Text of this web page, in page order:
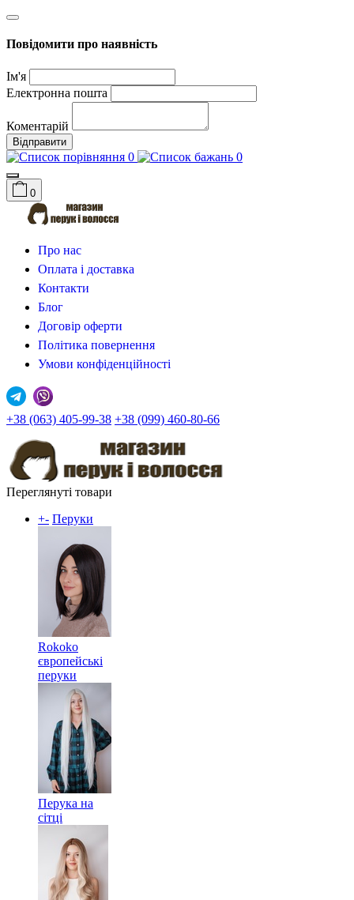
Повідомити про наявність
Ім'я
Електронна пошта
Коментарій
Відправити
0 0
0
Про нас
Оплата і доставка
Контакти
Блог
Договір оферти
Політика повернення
Умови конфіденційності
+38 (063) 405-99-38 +38 (099) 460-80-66
Переглянуті товари
+- Перуки
Rokoko
європейські
перуки
Перука на
сітці